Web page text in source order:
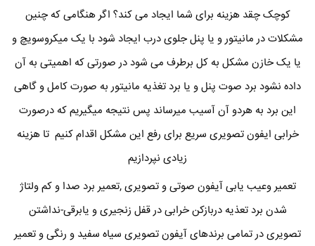
کوچک چقد هزینه برای شما ایجاد می کند؟ اگر هنگامی که چنین
مشکلات در مانیتور و یا پنل جلوی درب ایجاد شود با یک میکروسویچ و
یا یک خازن مشکل به کل برطرف می شود در صورتی که اهمیتی به آن
داده نشود برد صوت پنل و یا برد تغذیه مانیتور به صورت کامل و گاهی
این برد به هردو آن آسیب میرساند پس نتیجه میگیریم که درصورت
خرابی ایفون تصویری سریع برای رفع این مشکل اقدام کنیم تا هزینه
زیادی نپردازیم
تعمیر وعیب یابی آیفون صوتی و تصویری ,تعمیر برد صدا و کم ولتاژ
شدن برد تعذیه دربازکن خرابی در قفل زنجیری و یابرقی-نداشتن
تصویری در تمامی برندهای آیفون تصویری سیاه سفید و رنگی و تعمیر